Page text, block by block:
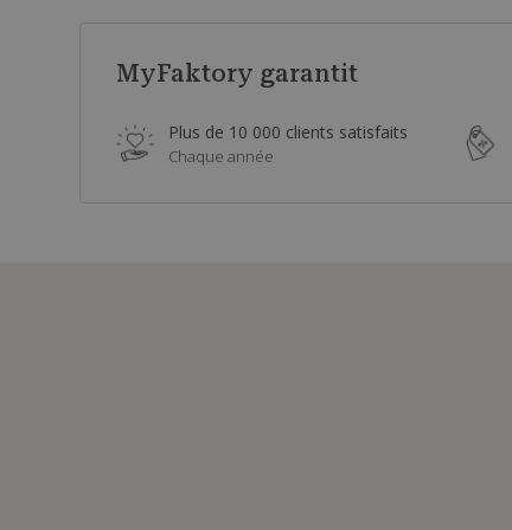
MyFaktory garantit
Plus de 10 000 clients satisfaits
Chaque année